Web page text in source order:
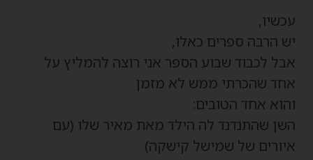
הרבה ספרים כאלו,
לכבוד שבוע הספר אני רוצה להמליץ על
שהכרתי ממש לא מזמן
אחד הטובים:
שהתנדנד לה הילד מאת מאיר שלו (עם
של שמישל קישקה)